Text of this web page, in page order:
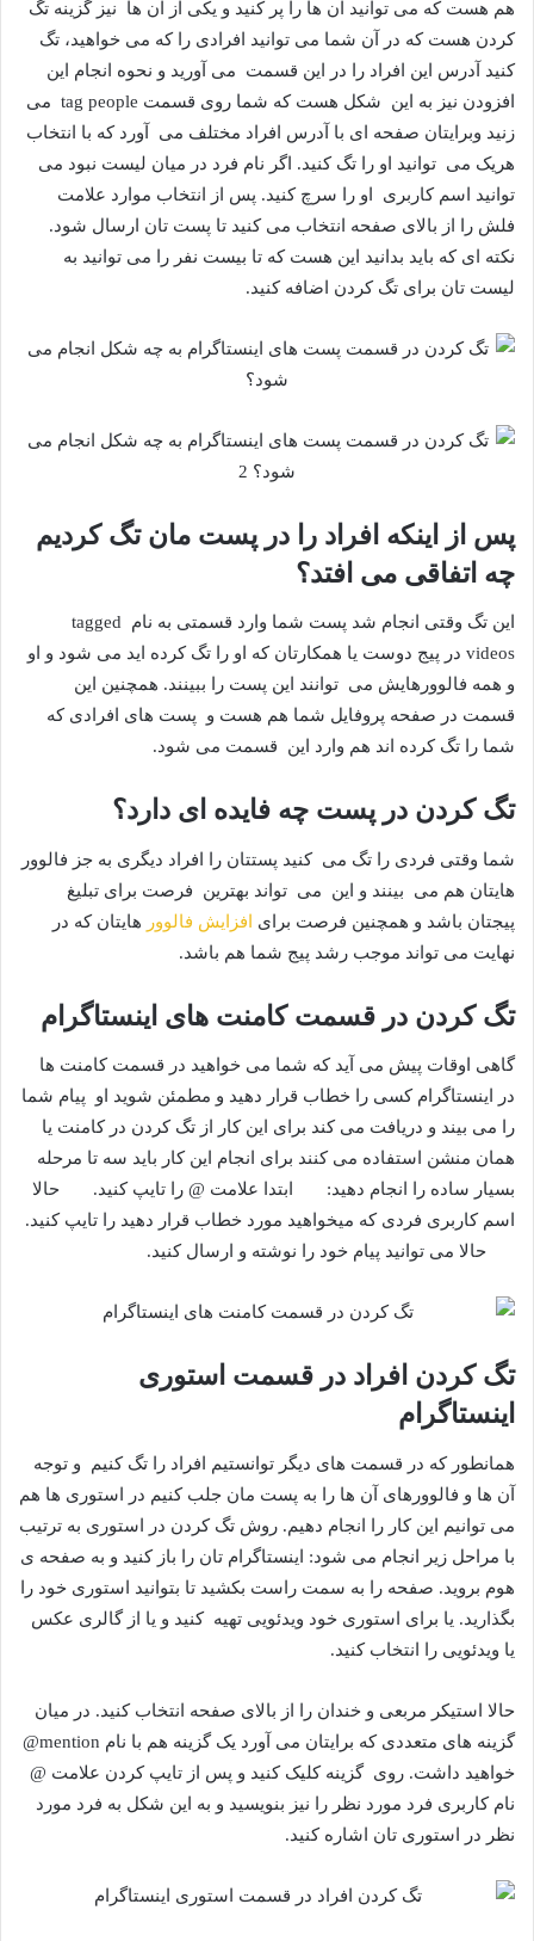
هم هست که می توانید آن ها را پر کنید و یکی از آن ها نیز گزینه تگ
کردن هست که در آن شما می توانید افرادی را که می خواهید، تگ
کنید آدرس این افراد را در این قسمت می آورید و نحوه انجام این
افزودن نیز به این شکل هست که شما روی قسمت tag people می
زنید وبرایتان صفحه ای با آدرس افراد مختلف می آورد که با انتخاب
هریک می توانید او را تگ کنید. اگر نام فرد در میان لیست نبود می
توانید اسم کاربری او را سرچ کنید. پس از انتخاب موارد علامت
فلش را از بالای صفحه انتخاب می کنید تا پست تان ارسال شود.
نکته ای که باید بدانید این هست که تا بیست نفر را می توانید به
لیست تان برای تگ کردن اضافه کنید.
پس از اینکه افراد را در پست مان تگ کردیم
چه اتفاقی می افتد؟
این تگ وقتی انجام شد پست شما وارد قسمتی به نام tagged
videos در پیج دوست یا همکارتان که او را تگ کرده اید می شود و او
و همه فالوورهایش می توانند این پست را ببینند. همچنین این
قسمت در صفحه پروفایل شما هم هست و پست های افرادی که
شما را تگ کرده اند هم وارد این قسمت می شود.
تگ کردن در پست چه فایده ای دارد؟
شما وقتی فردی را تگ می کنید پستتان را افراد دیگری به جز فالوور
هایتان هم می بینند و این می تواند بهترین فرصت برای تبلیغ
پیجتان باشد و همچنین فرصت برای افزایش فالوور هایتان که در
نهایت می تواند موجب رشد پیج شما هم باشد.
تگ کردن در قسمت کامنت های اینستاگرام
گاهی اوقات پیش می آید که شما می خواهید در قسمت کامنت ها
در اینستاگرام کسی را خطاب قرار دهید و مطمئن شوید او پیام شما
را می بیند و دریافت می کند برای این کار از تگ کردن در کامنت یا
همان منشن استفاده می کنند برای انجام این کار باید سه تا مرحله
بسیار ساده را انجام دهید:
ابتدا علامت @ را تایپ کنید.
حالا
اسم کاربری فردی که میخواهید مورد خطاب قرار دهید را تایپ کنید.
حالا می توانید پیام خود را نوشته و ارسال کنید.
تگ کردن افراد در قسمت استوری
اینستاگرام
همانطور که در قسمت های دیگر توانستیم افراد را تگ کنیم و توجه
آن ها و فالوورهای آن ها را به پست مان جلب کنیم در استوری ها هم
می توانیم این کار را انجام دهیم. روش تگ کردن در استوری به ترتیب
با مراحل زیر انجام می شود: اینستاگرام تان را باز کنید و به صفحه ی
هوم بروید. صفحه را به سمت راست بکشید تا بتوانید استوری خود را
بگذارید. یا برای استوری خود ویدئویی تهیه کنید و یا از گالری عکس
یا ویدئویی را انتخاب کنید.
حالا استیکر مربعی و خندان را از بالای صفحه انتخاب کنید. در میان
گزینه های متعددی که برایتان می آورد یک گزینه هم با نام mention@
خواهید داشت. روی گزینه کلیک کنید و پس از تایپ کردن علامت @
نام کاربری فرد مورد نظر را نیز بنویسید و به این شکل به فرد مورد
نظر در استوری تان اشاره کنید.